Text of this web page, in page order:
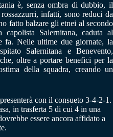
è, senza ombra di dubbio, il
infatti, sono reduci da
fatto balzare gli etnei al secondo
Salernitana, caduta al
fa. Nelle ultime due giornate, la
Salernitana e Benevento,
oltre a portare benefici per la
della squadra, creando un
con il consueto 3-4-2-1.
in trasferta 5 di cui 4 in una
essere ancora affidato a